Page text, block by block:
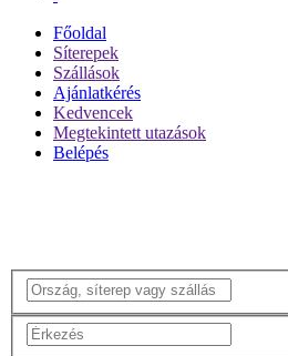
Főoldal
Síterepek
Szállások
Ajánlatkérés
Kedvencek
Megtekintett utazások
Belépés